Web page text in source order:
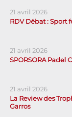
21 avril 2026
RDV Débat : Sport
21 avril 2026
SPORSORA Padel
21 avril 2026
La Review des
Garros